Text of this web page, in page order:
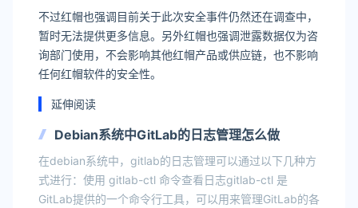
不过红帽也强调目前关于此次安全事件仍然还在调查中，
暂时无法提供更多信息。另外红帽也强调泄露数据仅为咨
询部门使用，不会影响其他红帽产品或供应链，也不影响
任何红帽软件的安全性。
延伸阅读
Debian系统中GitLab的日志管理怎么做
在debian系统中，gitlab的日志管理可以通过以下几种方
式进行：使用 gitlab-ctl 命令查看日志gitlab-ctl 是
GitLab提供的一个命令行工具，可以用来管理GitLab的各